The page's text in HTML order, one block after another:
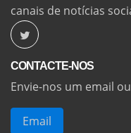
canais de notícias
CONTACTE-NOS
Envie-nos um email
Email